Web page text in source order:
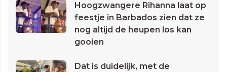
Hoogzwangere Rihanna laat op
feestje in Barbados zien dat ze
nog altijd de heupen los kan
gooien
Dat is duidelijk, met de